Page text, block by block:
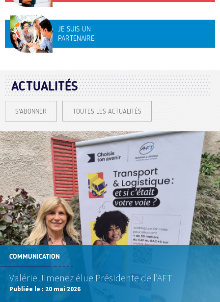
JE SUIS UN
PARTENAIRE
ACTUALITÉS
S'ABONNER TOUTES LES ACTUALITÉS
COMMUNICATION
Valérie Jimenez élue Présidente de l’AFT
Publiée le : 20 mai 2026